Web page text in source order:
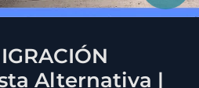
Alternativa |